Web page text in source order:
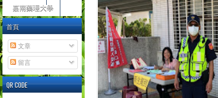
嘉南藥理大學
首頁
文章
留言
QR CODE